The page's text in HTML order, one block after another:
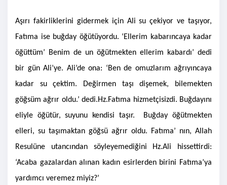
Aşırı fakirliklerini gidermek için Ali su çekiyor ve taşıyor,
Fatıma ise buğday öğütüyordu. ‘Ellerim kabarıncaya kadar
öğüttüm’ Benim de un öğütmekten ellerim kabardı’ dedi
bir gün Ali’ye. Ali’de ona: ‘Ben de omuzlarım ağrıyıncaya
kadar su çektim. Değirmen taşı dişemek, bilemekten
göğsüm ağrır oldu.’ dedi.Hz.Fatıma hizmetçisizdi. Buğdayını
eliyle öğütür, suyunu kendisi taşır. Buğday öğütmekten
elleri, su taşımaktan göğsü ağrır oldu. Fatıma’ nın, Allah
Resulüne utancından söyleyemediğini Hz.Ali hissettirdi:
‘Acaba gazalardan alınan kadın esirlerden birini Fatıma’ya
yardımcı veremez miyiz?’